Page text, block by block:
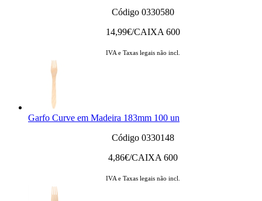
Código 0330580
14,99€/CAIXA 600
IVA e Taxas legais não incl.
Garfo Curve em Madeira 183mm 100 un
Código 0330148
4,86€/CAIXA 600
IVA e Taxas legais não incl.